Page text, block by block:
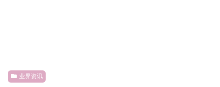
业界资讯